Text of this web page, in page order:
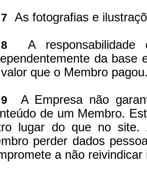
As fotografias e
A responsabilidade
da base
que o Membro
A Empresa não
de um Membro.
lugar do que no site.
perder dados
a não